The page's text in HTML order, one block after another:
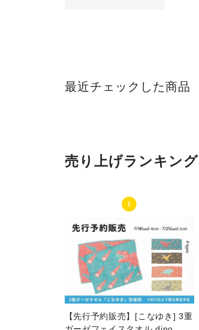
最近チェックした商品
売り上げランキング
【先行予約販売】[こなゆき] 3重